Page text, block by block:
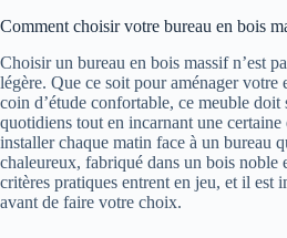
Comment choisir votre bureau en bois
Choisir un bureau en bois massif n’est
légère. Que ce soit pour aménager votre
coin d’étude confortable, ce meuble doit
quotidiens tout en incarnant une
installer chaque matin face à un bureau
chaleureux, fabriqué dans un bois noble
critères pratiques entrent en jeu, et il est
avant de faire votre choix.